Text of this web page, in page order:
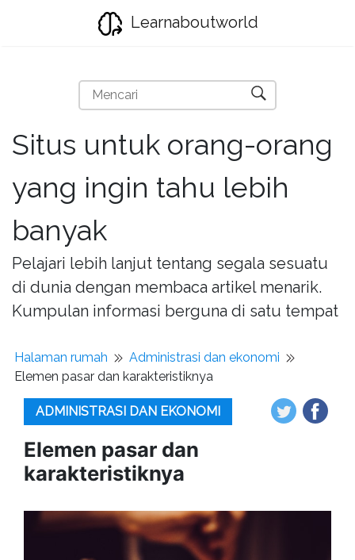
Learnaboutworld
Situs untuk orang-orang
yang ingin tahu lebih
banyak
Pelajari lebih lanjut tentang segala sesuatu
di dunia dengan membaca artikel menarik.
Kumpulan informasi berguna di satu tempat
Halaman rumah
Administrasi dan ekonomi
Elemen pasar dan karakteristiknya
ADMINISTRASI DAN EKONOMI
Elemen pasar dan
karakteristiknya